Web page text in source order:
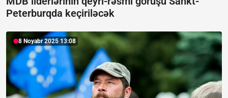
Peterburqda keçiriləcək
8 Noyabr 2025 13:08